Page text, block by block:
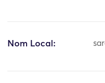
Nom Local: